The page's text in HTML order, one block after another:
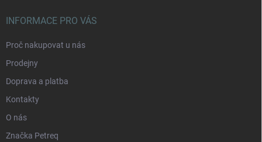
INFORMACE PRO VÁS
Proč nakupovat u nás
Prodejny
Doprava a platba
Kontakty
O nás
Značka Petreq